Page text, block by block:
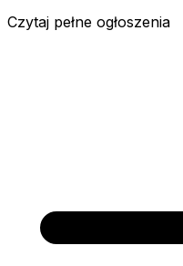
Czytaj pełne ogłoszenia